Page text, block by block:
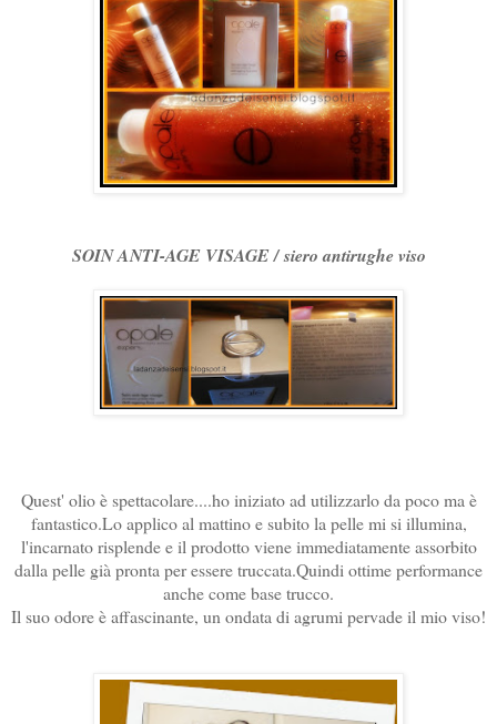
SOIN ANTI-AGE VISAGE /siero antirughe viso
Quest' olio è spettacolare....ho iniziato ad utilizzarlo da poco ma è
fantastico.Lo applico al mattino e subito la pelle mi si illumina,
l'incarnato risplende e il prodotto viene immediatamente assorbito
dalla pelle già pronta per essere truccata.Quindi ottime performance
anche come base trucco.
Il suo odore è affascinante, un ondata di agrumi pervade il mio viso!